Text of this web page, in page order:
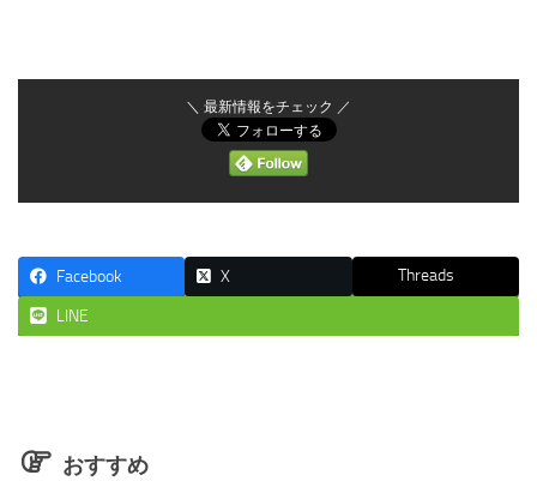
＼ 最新情報をチェック ／
Facebook X Threads
LINE
おすすめ